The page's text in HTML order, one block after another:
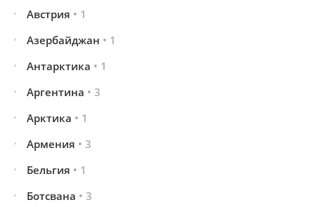
Австрия • 1
Азербайджан • 1
Антарктика • 1
Аргентина • 3
Арктика • 1
Армения • 3
Бельгия • 1
Ботсвана • 3